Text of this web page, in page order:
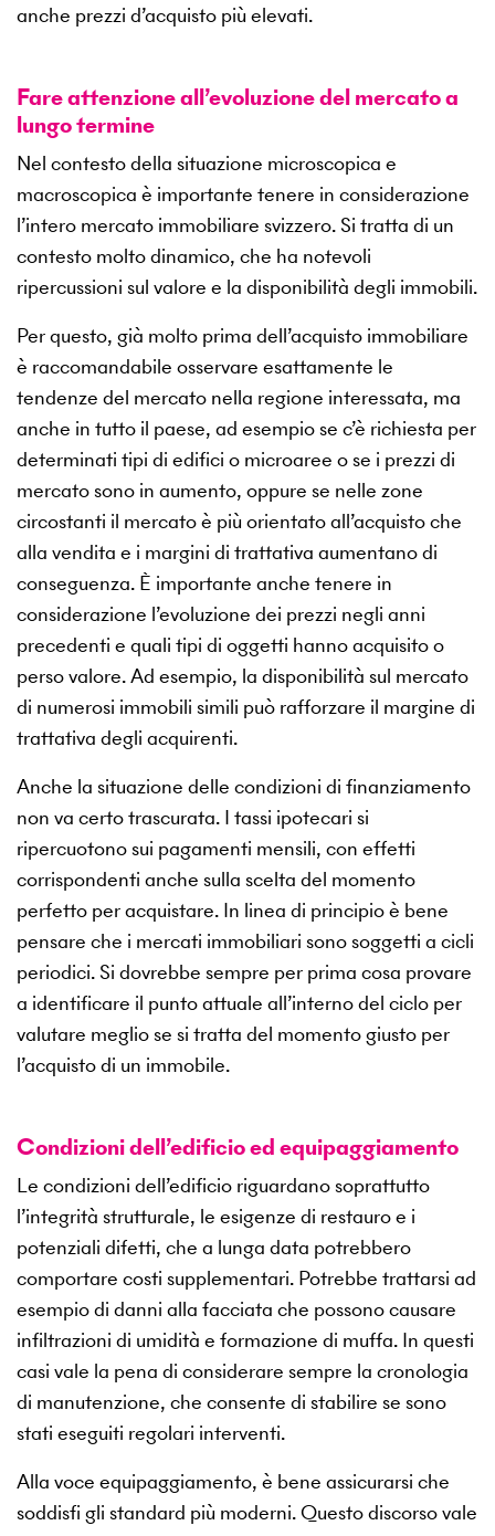
anche prezzi d’acquisto più elevati.
Fare attenzione all’evoluzione del mercato a
lungo termine
Nel contesto della situazione microscopica e
macroscopica è importante tenere in considerazione
l’intero mercato immobiliare svizzero. Si tratta di un
contesto molto dinamico, che ha notevoli
ripercussioni sul valore e la disponibilità degli immobili.
Per questo, già molto prima dell’acquisto immobiliare
è raccomandabile osservare esattamente le
tendenze del mercato nella regione interessata, ma
anche in tutto il paese, ad esempio se c’è richiesta per
determinati tipi di edifici o microaree o se i prezzi di
mercato sono in aumento, oppure se nelle zone
circostanti il mercato è più orientato all’acquisto che
alla vendita e i margini di trattativa aumentano di
conseguenza. È importante anche tenere in
considerazione l’evoluzione dei prezzi negli anni
precedenti e quali tipi di oggetti hanno acquisito o
perso valore. Ad esempio, la disponibilità sul mercato
di numerosi immobili simili può rafforzare il margine di
trattativa degli acquirenti.
Anche la situazione delle condizioni di finanziamento
non va certo trascurata. I tassi ipotecari si
ripercuotono sui pagamenti mensili, con effetti
corrispondenti anche sulla scelta del momento
perfetto per acquistare. In linea di principio è bene
pensare che i mercati immobiliari sono soggetti a cicli
periodici. Si dovrebbe sempre per prima cosa provare
a identificare il punto attuale all’interno del ciclo per
valutare meglio se si tratta del momento giusto per
l’acquisto di un immobile.
Condizioni dell’edificio ed equipaggiamento
Le condizioni dell’edificio riguardano soprattutto
l’integrità strutturale, le esigenze di restauro e i
potenziali difetti, che a lunga data potrebbero
comportare costi supplementari. Potrebbe trattarsi ad
esempio di danni alla facciata che possono causare
infiltrazioni di umidità e formazione di muffa. In questi
casi vale la pena di considerare sempre la cronologia
di manutenzione, che consente di stabilire se sono
stati eseguiti regolari interventi.
Alla voce equipaggiamento, è bene assicurarsi che
soddisfi gli standard più moderni. Questo discorso vale